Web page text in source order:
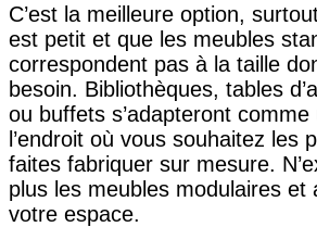
C’est la meilleure option,
est petit et que les meubles
correspondent pas à la taille
besoin. Bibliothèques, tables
ou buffets s’adapteront
l’endroit où vous souhaitez les
faites fabriquer sur mesure.
plus les meubles modulaires et
votre espace.